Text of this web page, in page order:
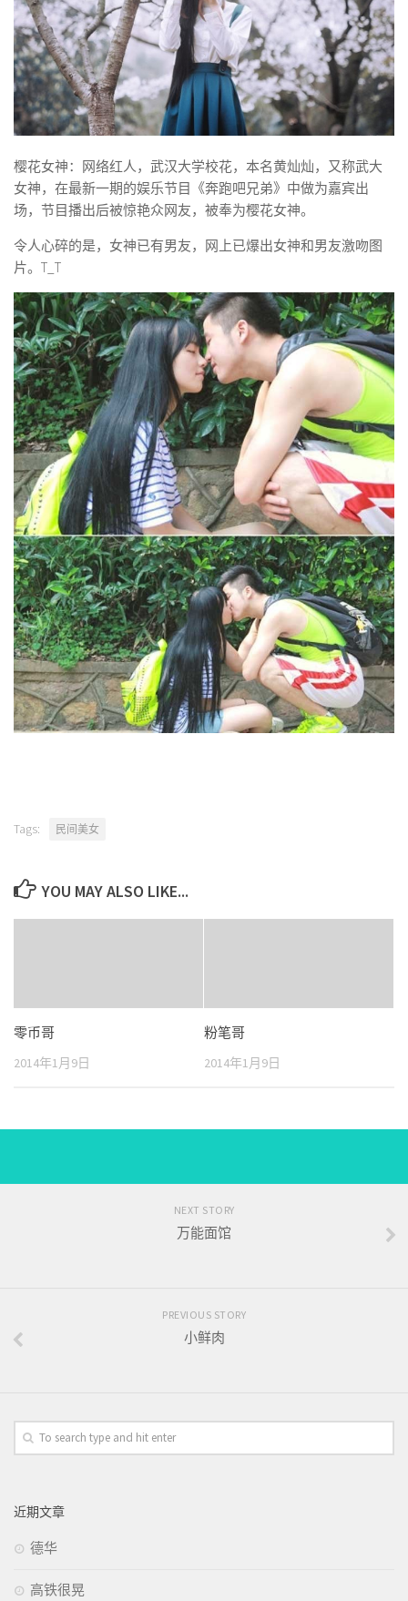
樱花女神：网络红人，武汉大学校花，本名黄灿灿，又称武大
女神，在最新一期的娱乐节目《奔跑吧兄弟》中做为嘉宾出
场，节目播出后被惊艳众网友，被奉为樱花女神。
令人心碎的是，女神已有男友，网上已爆出女神和男友激吻图
片。T_T
Tags: 民间美女
YOU MAY ALSO LIKE...
零币哥
2014年1月9日
粉笔哥
2014年1月9日
NEXT STORY
万能面馆
PREVIOUS STORY
小鲜肉
近期文章
德华
高铁很晃